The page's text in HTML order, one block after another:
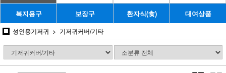
복지용구 보장구 환자식(食) 대여상품
성인용기저귀 기저귀커버/기타